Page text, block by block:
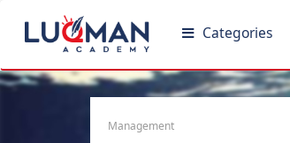
Categories
Management